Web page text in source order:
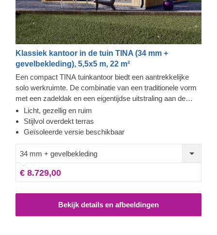
Klassiek kantoor in de tuin TINA (34 mm +
gevelbekleding), 5,5x5 m, 22 m²
Een compact TINA tuinkantoor biedt een aantrekkelijke
solo werkruimte. De combinatie van een traditionele vorm
met een zadeldak en een eigentijdse uitstraling aan de
buitenkant, het is een uitstekende keuze voor iedereen die
een rustige ruimte nodig heeft om te kunnen werken. Het
meest gewaardeerde kenmerk van de TINA modellen zijn
voorzijde die voor veel natuurlijk licht zorgen gedurende de
hele dag. Een ander stijlvol kenmerk is het charmante
terras, wat zeker van pas zal komen tijdens de
middagpauzes. Voor uw ultieme gemak is er ook een
geïsoleerde versie van dit model beschikbaar.
Licht, gezellig en ruim
Stijlvol overdekt terras
Geïsoleerde versie beschikbaar
34 mm + gevelbekleding
€ 8.729,00
Bekijk details en afbeeldingen